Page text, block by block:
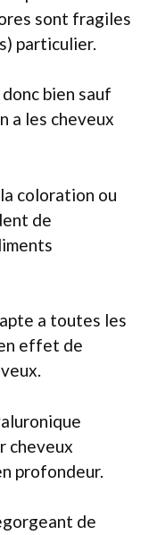
sont fragiles
particulier.
bien sauf
a les cheveux
coloration ou
de
a toutes les
effet de
cheveux
profondeur.
de